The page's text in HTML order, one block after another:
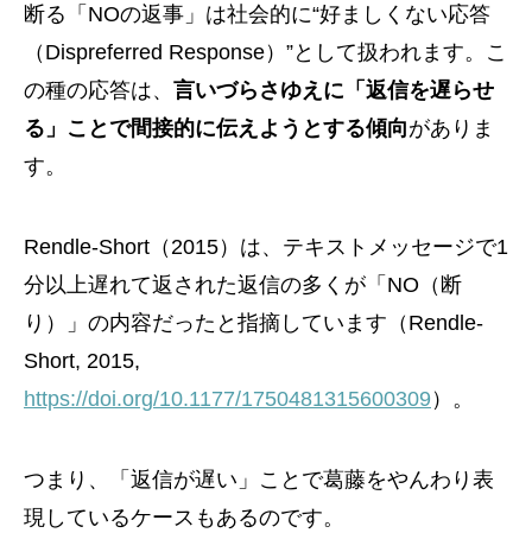
断る「NOの返事」は社会的に“好ましくない応答
（Dispreferred Response）”として扱われます。こ
の種の応答は、 言いづらさゆえに「返信を遅らせ
る」ことで間接的に伝えようとする傾向がありま
す。
Rendle-Short（2015）は、テキストメッセージで1
分以上遅れて返された返信の多くが「NO（断
り）」の内容だったと指摘しています（Rendle-
Short, 2015,
https://doi.org/10.1177/1750481315600309）。
つまり、「返信が遅い」ことで葛藤をやんわり表
現しているケースもあるのです。